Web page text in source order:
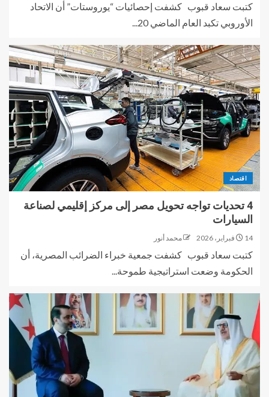
كتبت سعاد قبوب كشفت إحصائيات “يوروستات” أن الاتحاد
الأوروبي تكبد العام الماضي 20...
اقتصاد
4 تحديات تواجه تحويل مصر إلى مركز إقليمي لصناعة
السيارات
14 فبراير، 2026 محمد أنور
كتبت سعاد قبوب كشفت جمعية خبراء الضرائب المصرية، أن
الحكومة وضعت استراتيجية طموحة...